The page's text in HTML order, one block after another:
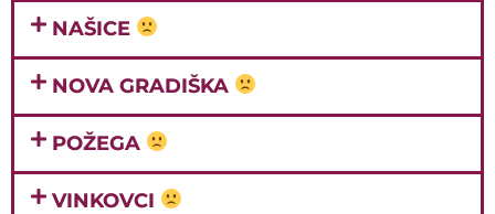
NAŠICE
NOVA GRADIŠKA
POŽEGA
VINKOVCI